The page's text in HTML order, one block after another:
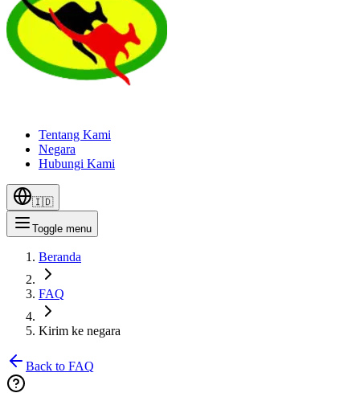
Tentang Kami
Negara
Hubungi Kami
🇮🇩
Toggle menu
Beranda
FAQ
Kirim ke negara
Back to FAQ